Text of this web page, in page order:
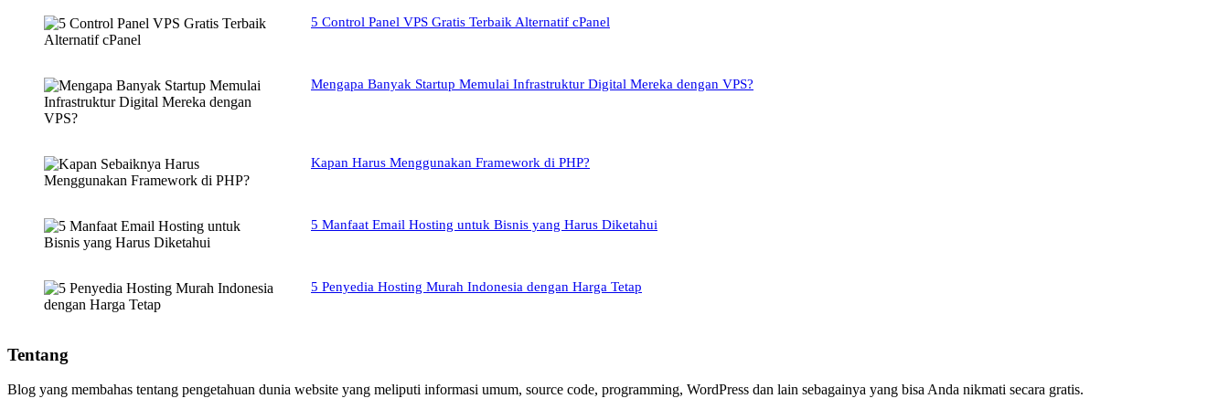
5 Control Panel VPS Gratis Terbaik Alternatif cPanel
Mengapa Banyak Startup Memulai Infrastruktur Digital Mereka dengan VPS?
Kapan Harus Menggunakan Framework di PHP?
5 Manfaat Email Hosting untuk Bisnis yang Harus Diketahui
5 Penyedia Hosting Murah Indonesia dengan Harga Tetap
Tentang
Blog yang membahas tentang pengetahuan dunia website yang meliputi informasi umum, source code, programming, WordPress dan lain sebagainya yang bisa Anda nikmati secara gratis.